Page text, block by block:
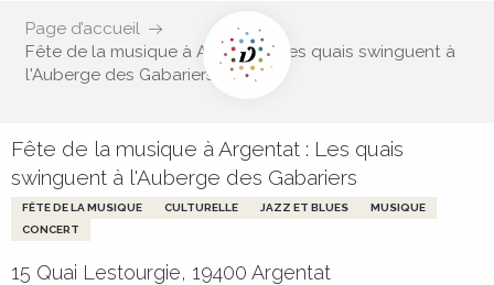
Page d’accueil
Fête de la musique à Argentat : Les quais swinguent à
l'Auberge des Gabariers
Fête de la musique à Argentat : Les quais
swinguent à l'Auberge des Gabariers
FÊTE DE LA MUSIQUE CULTURELLE JAZZ ET BLUES
MUSIQUE
CONCERT
15 Quai Lestourgie, 19400 Argentat